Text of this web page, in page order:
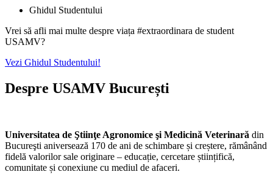
Ghidul Studentului
Vrei să afli mai multe despre viața #extraordinara de student
USAMV?
Vezi Ghidul Studentului!
Despre USAMV București
Universitatea de Ştiinţe Agronomice şi Medicină Veterinară din
Bucureşti aniversează 170 de ani de schimbare și creștere, rămânând
fidelă valorilor sale originare – educație, cercetare științifică,
comunitate și conexiune cu mediul de afaceri.